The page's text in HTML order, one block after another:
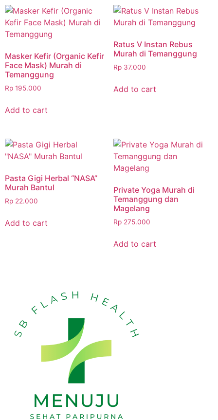
Masker Kefir (Organic Kefir
Face Mask) Murah di
Temanggung
Rp 195.000
Add to cart
Ratus V Instan Rebus
Murah di Temanggung
Rp37.000
Add to cart
Pasta Gigi Herbal “NASA”
Murah Bantul
Rp 22.000
Add to cart
Private Yoga Murah di
Temanggung dan
Magelang
Rp275.000
Add to cart